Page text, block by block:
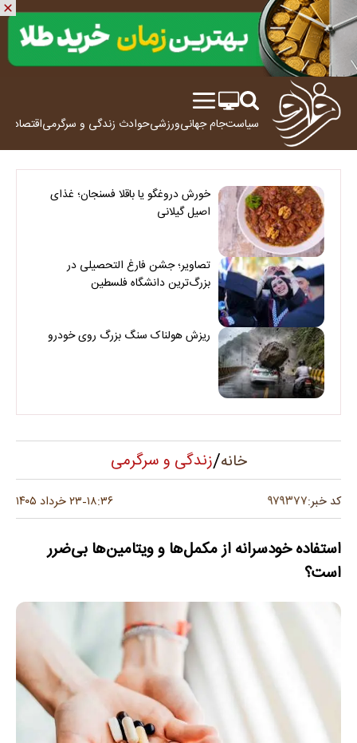
سیاستجام جهانیورزشیحوادث زندگی و سرگرمیاقتصاد
خورش دروغگو یا باقلا فسنجان؛ غذای
اصیل گیلانی
تصاویر؛ جشن فارغ التحصیلی در
بزرگ‌ترین دانشگاه فلسطین
ریزش هولناک سنگ بزرگ روی خودرو
خانه/زندگی و سرگرمی
کد خبر:۹۷۹۳۷۷ ۱۸:۳۶-۲۳ خرداد ۱۴۰۵
استفاده خودسرانه از مکمل‌ها و ویتامین‌ها بی‌ضرر
است؟